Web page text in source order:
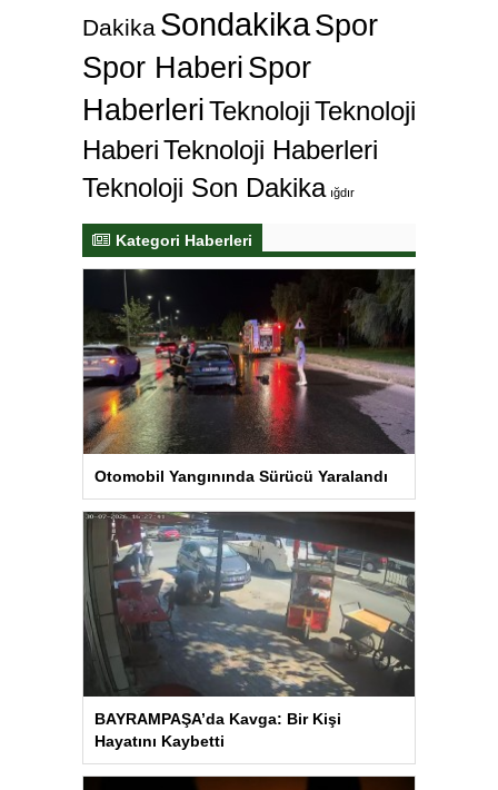
Dakika SondakikaSpor
Spor Haberi Spor
HaberleriTeknolojiTeknoloji
HaberiTeknoloji Haberleri
Teknoloji Son Dakika ığdır
Kategori Haberleri
Otomobil Yangınında Sürücü Yaralandı
BAYRAMPAŞA’da Kavga: Bir Kişi
Hayatını Kaybetti